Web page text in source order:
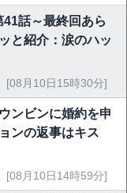
話～最終回あら
と紹介：涙のハッ
[08月10日15時30分]
ンビンに婚約を申
ンの返事はキス
[08月10日14時59分]